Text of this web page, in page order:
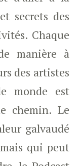
secrets des
Chaque
manière à
des artistes
monde est
chemin. Le
galvaudé
qui peut